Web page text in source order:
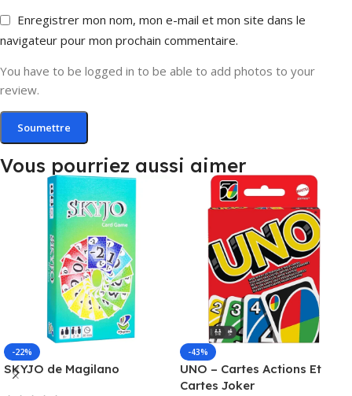
Enregistrer mon nom, mon e-mail et mon site dans le
navigateur pour mon prochain commentaire.
You have to be logged in to be able to add photos to your
review.
Vous pourriez aussi aimer
-22%
SKYJO de Magilano
-43%
UNO – Cartes Actions Et
Cartes Joker